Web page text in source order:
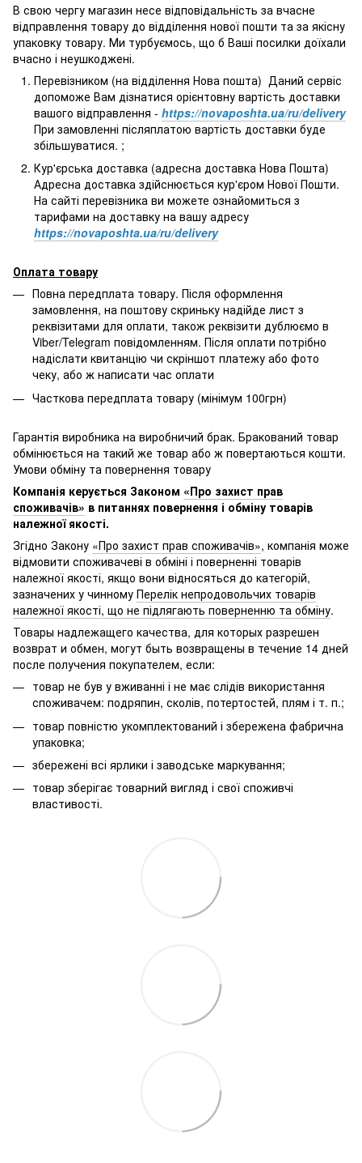
В свою чергу магазин несе відповідальність за вчасне
відправлення товару до відділення нової пошти та за якісну
упаковку товару. Ми турбуємось, що б Ваші посилки доїхали
вчасно і неушкоджені.
Перевізником (на відділення Нова пошта) Даний сервіс
допоможе Вам дізнатися орієнтовну вартість доставки
вашого відправлення - https://novaposhta.ua/ru/delivery
При замовленні післяплатою вартість доставки буде
збільшуватися. ;
Кур'єрська доставка (адресна доставка Нова Пошта)
Адресна доставка здійснюється кур'єром Нової Пошти.
На сайті перевізника ви можете ознайомиться з
тарифами на доставку на вашу адресу
https://novaposhta.ua/ru/delivery
Оплата товару
Повна передплата товару. Після оформлення
замовлення, на поштову скриньку надійде лист з
реквізитами для оплати, також реквізити дублюємо в
Viber/Telegram повідомленням. Після оплати потрібно
надіслати квитанцію чи скріншот платежу або фото
чеку, або ж написати час оплати
Часткова передплата товару (мінімум 100грн)
Гарантія виробника на виробничий брак. Бракований товар
обмінюється на такий же товар або ж повертаються кошти.
Умови обміну та повернення товару
Компанія керується Законом «Про захист прав
споживачів» в питаннях повернення і обміну товарів
належної якості.
Згідно Закону «Про захист прав споживачів», компанія може
відмовити споживачеві в обміні і поверненні товарів
належної якості, якщо вони відносяться до категорій,
зазначених у чинному Перелік непродовольчих товарів
належної якості, що не підлягають поверненню та обміну.
Товары надлежащего качества, для которых разрешен
возврат и обмен, могут быть возвращены в течение 14 дней
после получения покупателем, если:
товар не був у вживанні і не має слідів використання
споживачем: подряпин, сколів, потертостей, плям і т. п.;
товар повністю укомплектований і збережена фабрична
упаковка;
збережені всі ярлики і заводське маркування;
товар зберігає товарний вигляд і свої споживчі
властивості.